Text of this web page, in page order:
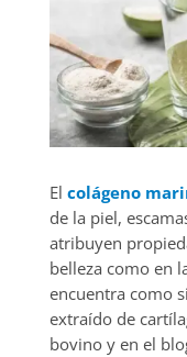
El colágeno
de la piel,
atribuyen
belleza como en
encuentra como
extraído de
bovino y en el